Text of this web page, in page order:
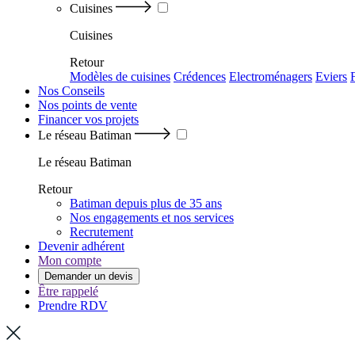
Cuisines
Cuisines
Retour
Modèles de cuisines Crédences Electroménagers Eviers
Nos Conseils
Nos points de vente
Financer vos projets
Le réseau Batiman
Le réseau Batiman
Retour
Batiman depuis plus de 35 ans
Nos engagements et nos services
Recrutement
Devenir adhérent
Mon compte
Demander un devis
Être rappelé
Prendre RDV